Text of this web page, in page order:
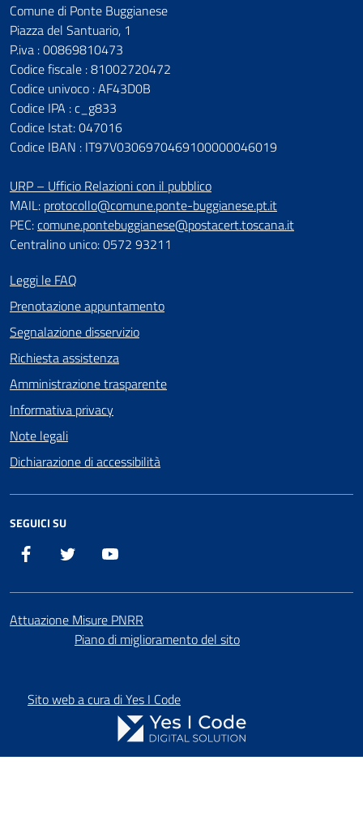
Comune di Ponte Buggianese
Piazza del Santuario, 1
P.iva : 00869810473
Codice fiscale : 81002720472
Codice univoco : AF43D0B
Codice IPA : c_g833
Codice Istat: 047016
Codice IBAN : IT97V0306970469100000046019
URP – Ufficio Relazioni con il pubblico
MAIL: protocollo@comune.ponte-buggianese.pt.it
PEC:comune.pontebuggianese@postacert.toscana.it
Centralino unico: 0572 93211
Leggi le FAQ
Prenotazione appuntamento
Segnalazione disservizio
Richiesta assistenza
Amministrazione trasparente
Informativa privacy
Note legali
Dichiarazione di accessibilità
SEGUICI SU
Facebook
Attuazione Misure PNRR
Piano di miglioramento del sito
Sito web a cura di Yes I Code